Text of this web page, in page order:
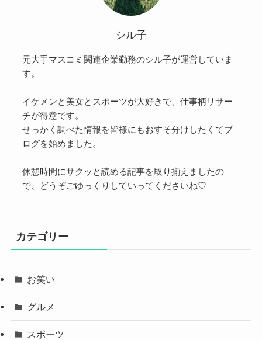
シル子
元大手マスコミ関連企業勤務のシル子が運営していま
す。
イケメンと美女とスポーツが大好きで、仕事柄リサー
チが得意です。
せっかく調べた情報を皆様にもおすそ分けしたくてブ
ログを始めました。
休憩時間にサクッと読める記事を取り揃えましたの
で、どうぞごゆっくりしていってくださいね♡
カテゴリー
お笑い
グルメ
スポーツ